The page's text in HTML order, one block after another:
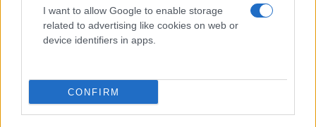
I want to allow Google to enable storage
related to advertising like cookies on web or
device identifiers in apps.
CONFIRM